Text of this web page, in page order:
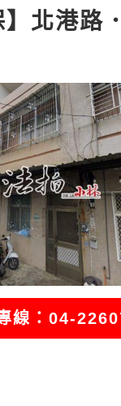
】北港路
線：04-